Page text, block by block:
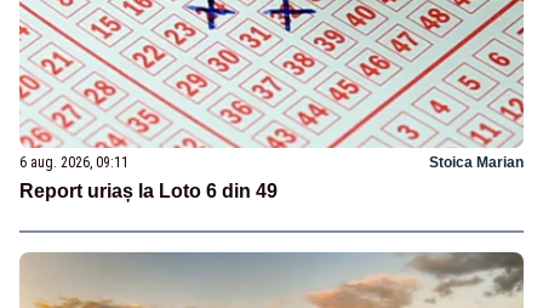
6 aug. 2026, 09:11 Stoica Marian
Report uriaș la Loto 6 din 49